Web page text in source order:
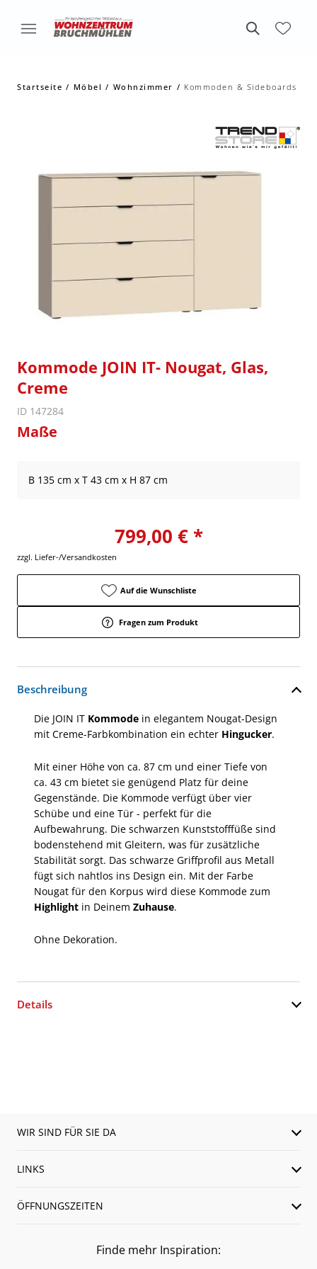
Startseite Möbel Wohnzimmer Kommoden & Sideboards
Kommode JOIN IT- Nougat, Glas,
Creme
ID 147284
Maße
B 135 cm x T 43 cm x H 87 cm
799,00 € *
zzgl. Liefer-/Versandkosten
Auf die Wunschliste
Fragen zum Produkt
Beschreibung
Die JOIN IT Kommode in elegantem Nougat-Design
mit Creme-Farbkombination ein echter Hingucker.
Mit einer Höhe von ca. 87 cm und einer Tiefe von
ca. 43 cm bietet sie genügend Platz für deine
Gegenstände. Die Kommode verfügt über vier
Schübe und eine Tür - perfekt für die
Aufbewahrung. Die schwarzen Kunststofffüße sind
bodenstehend mit Gleitern, was für zusätzliche
Stabilität sorgt. Das schwarze Griffprofil aus Metall
fügt sich nahtlos ins Design ein. Mit der Farbe
Nougat für den Korpus wird diese Kommode zum
Highlight in Deinem Zuhause.
Ohne Dekoration.
Details
WIR SIND FÜR SIE DA
LINKS
ÖFFNUNGSZEITEN
Finde mehr Inspiration: